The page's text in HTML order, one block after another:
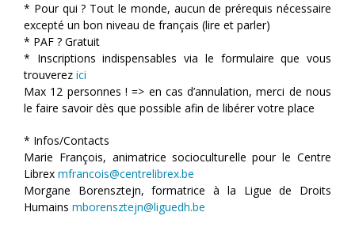
* Pour qui ? Tout le monde, aucun de prérequis nécessaire
excepté un bon niveau de français (lire et parler)
* PAF ? Gratuit
* Inscriptions indispensables via le formulaire que vous
trouverez ici
Max 12 personnes ! => en cas d’annulation, merci de nous
le faire savoir dès que possible afin de libérer votre place
* Infos/Contacts
Marie François, animatrice socioculturelle pour le Centre
Librex mfrancois@centrelibrex.be
Morgane Borensztejn, formatrice à la Ligue de Droits
Humains mborensztejn@liguedh.be